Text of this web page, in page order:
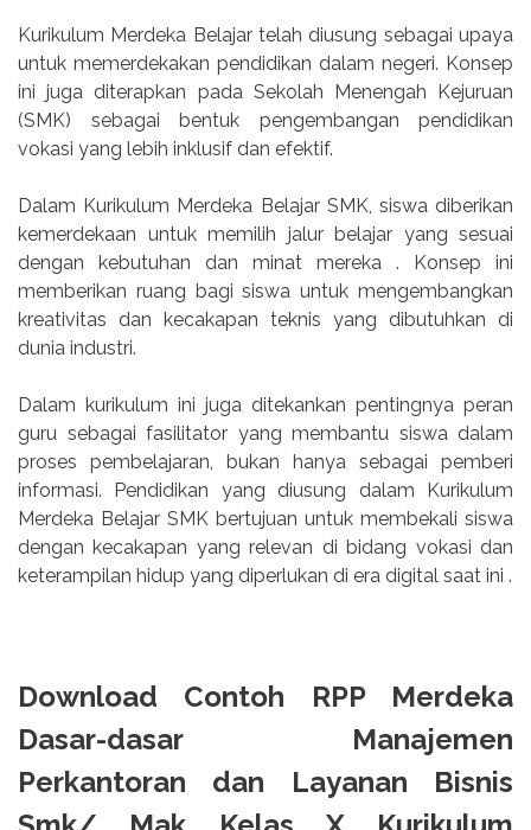
Kurikulum Merdeka Belajar telah diusung sebagai upaya
untuk memerdekakan pendidikan dalam negeri. Konsep
ini juga diterapkan pada Sekolah Menengah Kejuruan
(SMK) sebagai bentuk pengembangan pendidikan
vokasi yang lebih inklusif dan efektif.
Dalam Kurikulum Merdeka Belajar SMK, siswa diberikan
kemerdekaan untuk memilih jalur belajar yang sesuai
dengan kebutuhan dan minat mereka . Konsep ini
memberikan ruang bagi siswa untuk mengembangkan
kreativitas dan kecakapan teknis yang dibutuhkan di
dunia industri.
Dalam kurikulum ini juga ditekankan pentingnya peran
guru sebagai fasilitator yang membantu siswa dalam
proses pembelajaran, bukan hanya sebagai pemberi
informasi. Pendidikan yang diusung dalam Kurikulum
Merdeka Belajar SMK bertujuan untuk membekali siswa
dengan kecakapan yang relevan di bidang vokasi dan
keterampilan hidup yang diperlukan di era digital saat ini .
Download Contoh RPP Merdeka
Dasar-dasar Manajemen
Perkantoran dan Layanan Bisnis